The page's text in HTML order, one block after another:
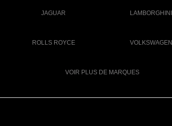
JAGUAR LAMBORGHINI
ROLLS ROYCE VOLKSWAGEN
VOIR PLUS DE MARQUES